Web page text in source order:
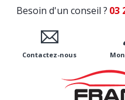
Besoin d'un conseil ? 03
Contactez-nous